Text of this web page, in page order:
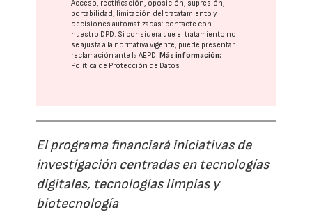
Acceso, rectificación, oposición, supresión,
portabilidad, limitación del tratatamiento y
decisiones automatizadas: contacte con
nuestro DPD. Si considera que el tratamiento no
se ajusta a la normativa vigente, puede presentar
reclamación ante laAEPD.Más información:
Política de Protección de Datos
El programa financiará iniciativas de
investigación centradas en tecnologías
digitales, tecnologías limpias y
biotecnología